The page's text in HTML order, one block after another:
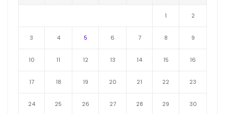
1 2
3 4 5 6 7 8 9
10 11 12 13 14 15 16
17 18 19 20 21 22 23
24 25 26 27 28 29 30